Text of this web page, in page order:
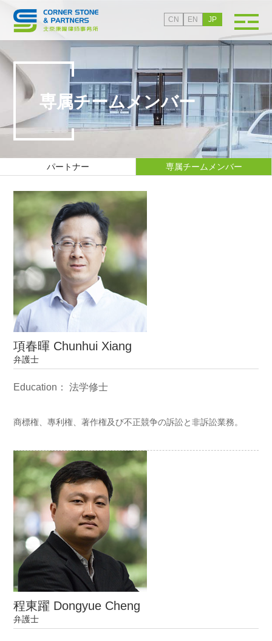
CN EN JP
専属チームメンバー
パートナー 専属チームメンバー
項春暉 Chunhui Xiang
弁護士
Education： 法学修士
商標権、專利権、著作権及び不正競争の訴訟と非訴訟業務。
程東躍 Dongyue Cheng
弁護士